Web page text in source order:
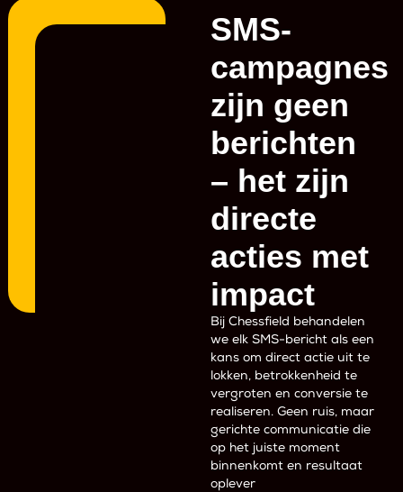
SMS-
campagnes
zijn geen
berichten
– het zijn
directe
acties met
impact
Bij Chessfield behandelen
we elk SMS-bericht als een
kans om direct actie uit te
lokken, betrokkenheid te
vergroten en conversie te
realiseren. Geen ruis, maar
gerichte communicatie die
op het juiste moment
binnenkomt en resultaat
oplever